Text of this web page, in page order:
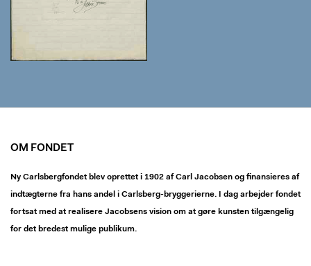
OM FONDET
Ny Carlsbergfondet blev oprettet i 1902 af Carl Jacobsen og finansieres af
indtægterne fra hans andel i Carlsberg-bryggerierne. I dag arbejder fondet
fortsat med at realisere Jacobsens vision om at gøre kunsten tilgængelig
for det bredest mulige publikum.